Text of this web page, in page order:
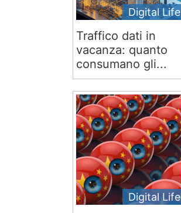
Digital Life
Traffico dati in
vacanza: quanto
consumano gli...
Digital Life